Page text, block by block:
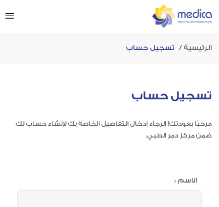
الرئيسية تسجيل حساب
تسجيل حساب
مرحبًا بعودتك! الرجاء إدخال التفاصيل الخاصة بك لإنشاء حساب لك
ضمن مركز دمر الطبي.
الاسم :